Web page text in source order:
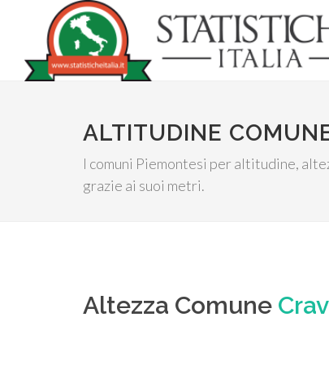
ALTITUDINE
I comuni Piemontesi per altitudine,
grazie ai suoi metri.
Altezza Comune